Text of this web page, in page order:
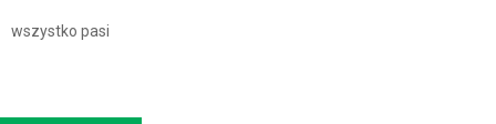
wszystko pasi